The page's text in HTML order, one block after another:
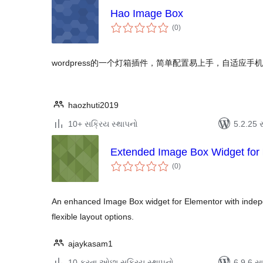
Hao Image Box
(0કુલ
રેટિંગ્સ
)
wordpress的一个灯箱插件，简单配置易上手，自适应手机
haozhuti2019
10+ સક્રિય સ્થાપનો
5.2.25
Extended Image Box Widget for
(0કુલ
રેટિંગ્સ
)
An enhanced Image Box widget for Elementor with
flexible layout options.
ajaykasam1